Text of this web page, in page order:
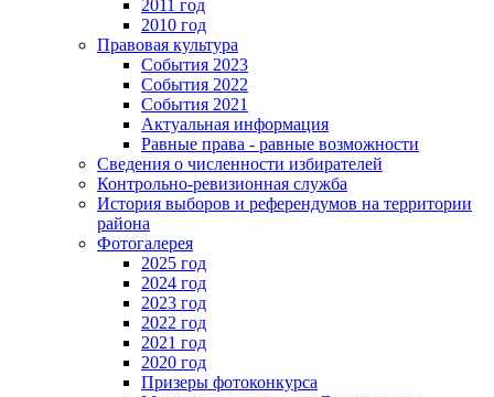
2011 год
2010 год
Правовая культура
События 2023
События 2022
События 2021
Актуальная информация
Равные права - равные возможности
Сведения о численности избирателей
Контрольно-ревизионная служба
История выборов и референдумов на территории
района
Фотогалерея
2025 год
2024 год
2023 год
2022 год
2021 год
2020 год
Призеры фотоконкурса